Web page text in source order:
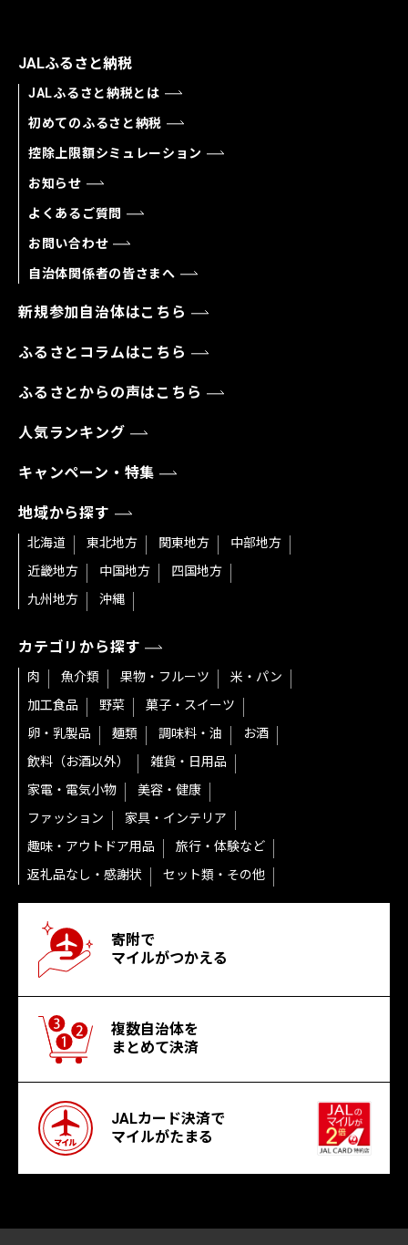
JALふるさと納税
JALふるさと納税とは
初めてのふるさと納税
控除上限額シミュレーション
お知らせ
よくあるご質問
お問い合わせ
自治体関係者の皆さまへ
新規参加自治体はこちら
ふるさとコラムはこちら
ふるさとからの声はこちら
人気ランキング
キャンペーン・特集
地域から探す
北海道 東北地方 関東地方
中部地方
近畿地方
中国地方
四国地方
九州地方
沖縄
カテゴリから探す
肉 魚介類 果物・フルーツ
米・パン
加工食品
野菜
菓子・スイーツ
卵・乳製品
麺類 調味料・油
お酒
飲料（お酒以外）
雑貨・日用品
家電・電気小物
美容・健康
ファッション
家具・インテリア
趣味・アウトドア用品
旅行・体験など
返礼品なし・感謝状
セット類・その他
寄附で
マイルがつかえる
複数自治体を
まとめて決済
JALカード決済で
マイルがたまる